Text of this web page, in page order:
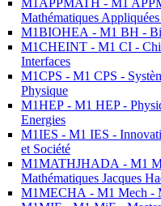
M1APPMATH - M1
Mathématiques
M1BIOHEA - M1 BH -
M1CHEINT - M1 CI -
Interfaces
M1CPS - M1 CPS -
Physique
M1HEP - M1 HEP -
Energies
M1IES - M1 IES -
et Société
M1MATHJHADA - M1
Mathématiques Jacques
M1MECHA - M1 Mech -